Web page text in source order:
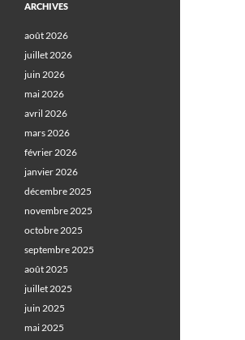
ARCHIVES
août 2026
juillet 2026
juin 2026
mai 2026
avril 2026
mars 2026
février 2026
janvier 2026
décembre 2025
novembre 2025
octobre 2025
septembre 2025
août 2025
juillet 2025
juin 2025
mai 2025